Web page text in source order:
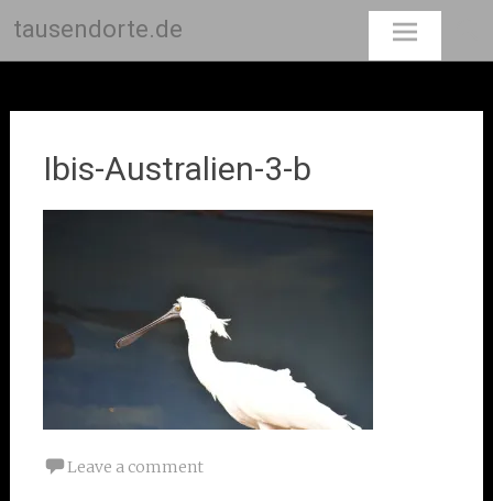
tausendorte.de
Ibis-Australien-3-b
Leave a comment